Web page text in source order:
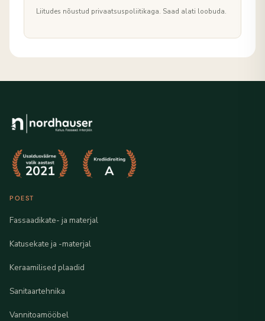
Liitudes nõustud privaatsuspoliitikaga. Saad alati loobuda.
POEST
Fassaadikate- ja materjal
Katusekate ja -materjal
Keraamilised plaadid
Sanitaartehnika
Vannitoamööbel